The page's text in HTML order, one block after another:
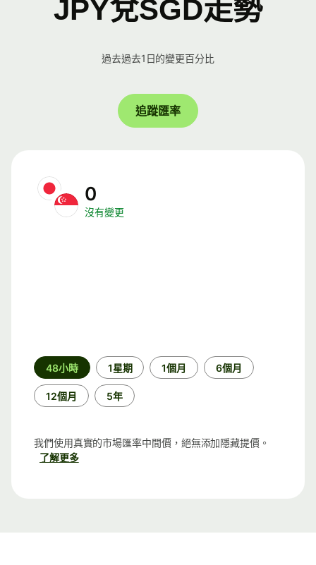
JPY兌SGD走勢
過去過去1日的變更百分比
追蹤匯率
0
沒有變更
時
段
48小時 1星期 1個月 6個月
12個月 5年
我們使用真實的市場匯率中間價，絕無添加隱藏提價。
了解更多